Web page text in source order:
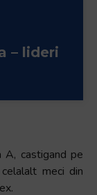
– lideri
A, castigand pe
meci din